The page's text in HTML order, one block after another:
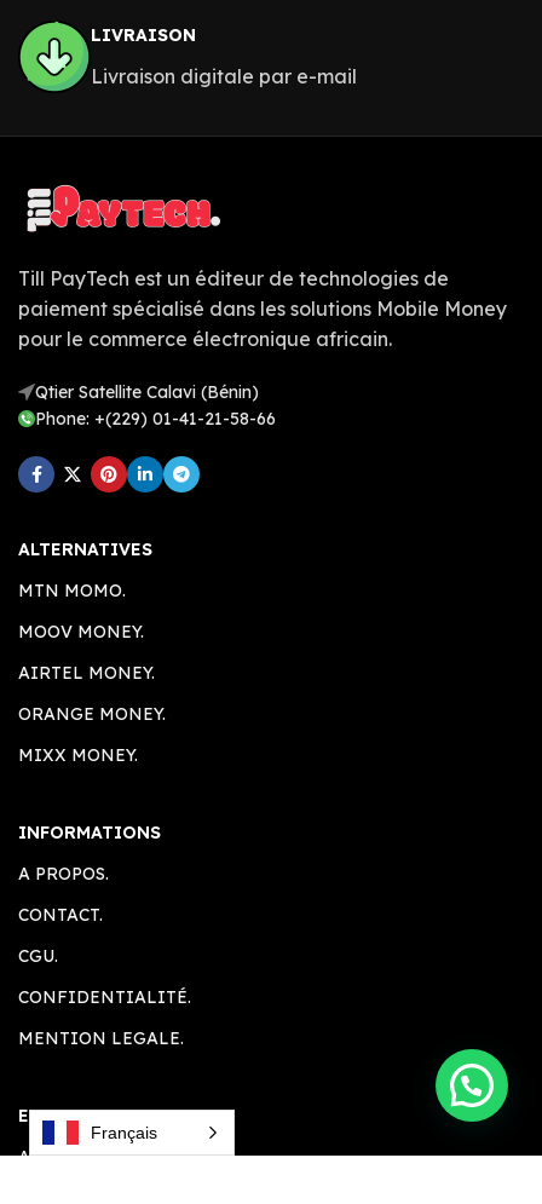
LIVRAISON
Livraison digitale par e-mail
Till PayTech est un éditeur de technologies de
paiement spécialisé dans les solutions Mobile Money
pour le commerce électronique africain.
Qtier Satellite Calavi (Bénin)
Phone: +(229) 01-41-21-58-66
ALTERNATIVES
MTN MOMO.
MOOV MONEY.
AIRTEL MONEY.
ORANGE MONEY.
MIXX MONEY.
INFORMATIONS
A PROPOS.
CONTACT.
CGU.
CONFIDENTIALITÉ.
MENTION LEGALE.
ESPACE CLIENT
ACCUEIL.
Français